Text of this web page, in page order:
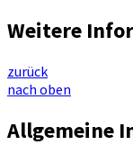
Weitere
zurück
nach oben
Allgemeine